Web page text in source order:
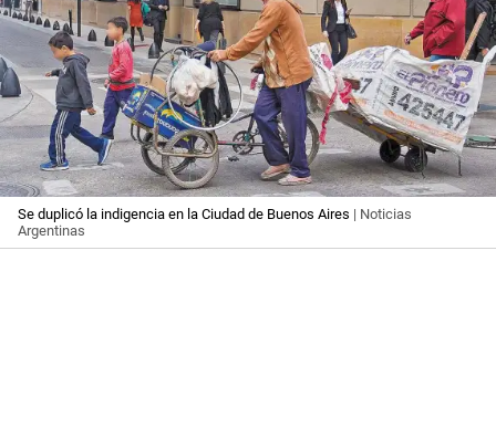
Se duplicó la indigencia en la Ciudad de Buenos Aires | Noticias
Argentinas